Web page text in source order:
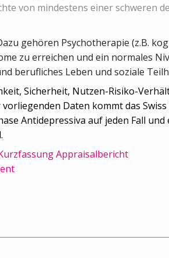
von mindestens einer schweren
gehören Psychotherapie (z.B.
zu erreichen und ein normales
berufliches Leben und soziale
Sicherheit, Nutzen-Risiko-
Daten kommt das
Antidepressiva auf jeden Fall
Appraisalbericht